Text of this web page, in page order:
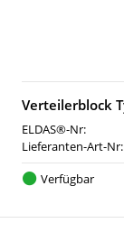
Verteilerblock
ELDAS®-Nr:
Lieferanten-Art-Nr:
Verfügbar